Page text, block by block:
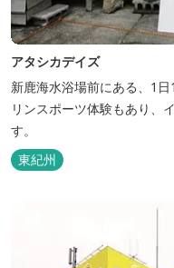
アタシカデイズ
新鹿海水浴場前にある、1
リンスポーツ体験もあり、
す。
東紀州